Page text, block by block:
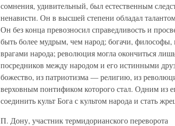
сомнения, удивительный, был естественным
ненависти. Он в высшей степени обладал
Он без конца превозносил справедливость и
быть более мудрым, чем народ; богачи,
врагами народа; революция могла окончиться
посредников между народом и его истинными
божество, из патриотизма — религию, из
верховным понтификом которого стал. Одним из
соединить культ Бога с культом народа и стать
П. Дону, участник термидорианского переворота